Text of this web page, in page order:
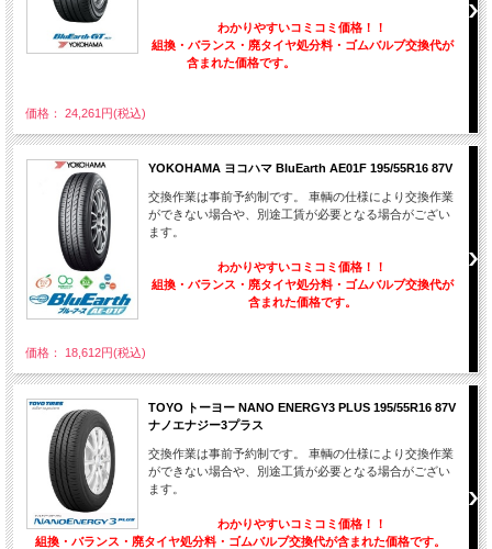
わかりやすいコミコミ価格！！
組換・バランス・廃タイヤ処分料・ゴムバルブ交換代が
含まれた価格です。
価格： 24,261円(税込)
YOKOHAMA ヨコハマ BluEarth AE01F 195/55R16 87V
交換作業は事前予約制です。 車輌の仕様により交換作業
ができない場合や、別途工賃が必要となる場合がござい
ます。
わかりやすいコミコミ価格！！
組換・バランス・廃タイヤ処分料・ゴムバルブ交換代が
含まれた価格です。
価格： 18,612円(税込)
TOYO トーヨー NANO ENERGY3 PLUS 195/55R16 87V
ナノエナジー3プラス
交換作業は事前予約制です。 車輌の仕様により交換作業
ができない場合や、別途工賃が必要となる場合がござい
ます。
わかりやすいコミコミ価格！！
組換・バランス・廃タイヤ処分料・ゴムバルブ交換代が含まれた価格です。